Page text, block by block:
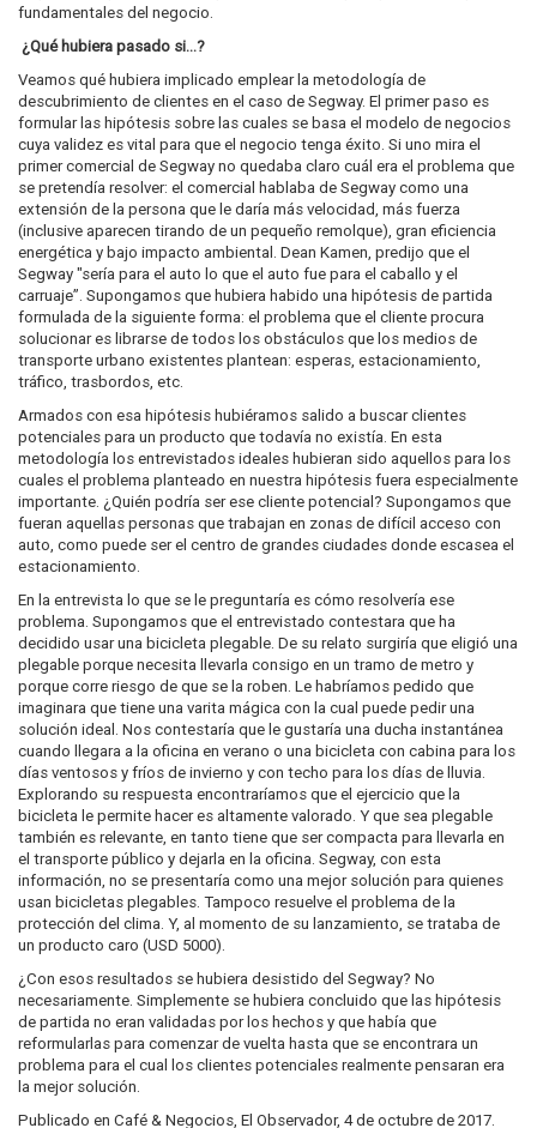
fundamentales del negocio.
¿Qué hubiera pasado si…?
Veamos qué hubiera implicado emplear la metodología de
descubrimiento de clientes en el caso de Segway. El primer paso es
formular las hipótesis sobre las cuales se basa el modelo de negocios
cuya validez es vital para que el negocio tenga éxito. Si uno mira el
primer comercial de Segway no quedaba claro cuál era el problema que
se pretendía resolver: el comercial hablaba de Segway como una
extensión de la persona que le daría más velocidad, más fuerza
(inclusive aparecen tirando de un pequeño remolque), gran eficiencia
energética y bajo impacto ambiental. Dean Kamen, predijo que el
Segway "sería para el auto lo que el auto fue para el caballo y el
carruaje”. Supongamos que hubiera habido una hipótesis de partida
formulada de la siguiente forma: el problema que el cliente procura
solucionar es librarse de todos los obstáculos que los medios de
transporte urbano existentes plantean: esperas, estacionamiento,
tráfico, trasbordos, etc.
Armados con esa hipótesis hubiéramos salido a buscar clientes
potenciales para un producto que todavía no existía. En esta
metodología los entrevistados ideales hubieran sido aquellos para los
cuales el problema planteado en nuestra hipótesis fuera especialmente
importante. ¿Quién podría ser ese cliente potencial? Supongamos que
fueran aquellas personas que trabajan en zonas de difícil acceso con
auto, como puede ser el centro de grandes ciudades donde escasea el
estacionamiento.
En la entrevista lo que se le preguntaría es cómo resolvería ese
problema. Supongamos que el entrevistado contestara que ha
decidido usar una bicicleta plegable. De su relato surgiría que eligió una
plegable porque necesita llevarla consigo en un tramo de metro y
porque corre riesgo de que se la roben. Le habríamos pedido que
imaginara que tiene una varita mágica con la cual puede pedir una
solución ideal. Nos contestaría que le gustaría una ducha instantánea
cuando llegara a la oficina en verano o una bicicleta con cabina para los
días ventosos y fríos de invierno y con techo para los días de lluvia.
Explorando su respuesta encontraríamos que el ejercicio que la
bicicleta le permite hacer es altamente valorado. Y que sea plegable
también es relevante, en tanto tiene que ser compacta para llevarla en
el transporte público y dejarla en la oficina. Segway, con esta
información, no se presentaría como una mejor solución para quienes
usan bicicletas plegables. Tampoco resuelve el problema de la
protección del clima. Y, al momento de su lanzamiento, se trataba de
un producto caro (USD 5000).
¿Con esos resultados se hubiera desistido del Segway? No
necesariamente. Simplemente se hubiera concluido que las hipótesis
de partida no eran validadas por los hechos y que había que
reformularlas para comenzar de vuelta hasta que se encontrara un
problema para el cual los clientes potenciales realmente pensaran era
la mejor solución.
Publicado en Café & Negocios, El Observador, 4 de octubre de 2017.